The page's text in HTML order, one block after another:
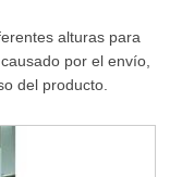
alturas para
por el envío,
del producto.